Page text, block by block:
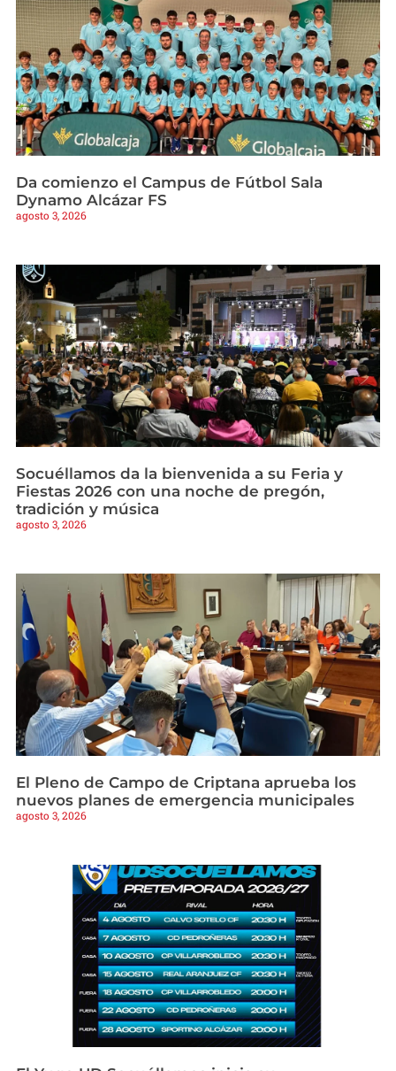
Da comienzo el Campus de Fútbol Sala
Dynamo Alcázar FS
agosto 3, 2026
Socuéllamos da la bienvenida a su Feria y
Fiestas 2026 con una noche de pregón,
tradición y música
agosto 3, 2026
El Pleno de Campo de Criptana aprueba los
nuevos planes de emergencia municipales
agosto 3, 2026